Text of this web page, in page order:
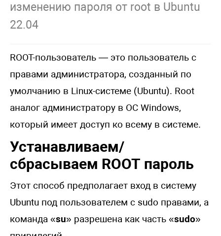
изменению пароля от root в Ubuntu
22.04
ROOT-пользователь — это пользователь с
правами администратора, созданный по
умолчанию в Linux-системе (Ubuntu). Root
аналог администратору в ОС Windows,
который имеет доступ ко всему в системе.
Устанавливаем/
сбрасываем ROOT пароль
Этот способ предполагает вход в систему
Ubuntu под пользователем с sudo правами, а
команда «su» разрешена как часть «sudo»